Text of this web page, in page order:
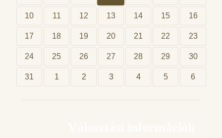
10 11 12 13 14 15 16
17 18 19 20 21 22 23
24 25 26 27 28 29 30
31 1 2 3 4 5 6